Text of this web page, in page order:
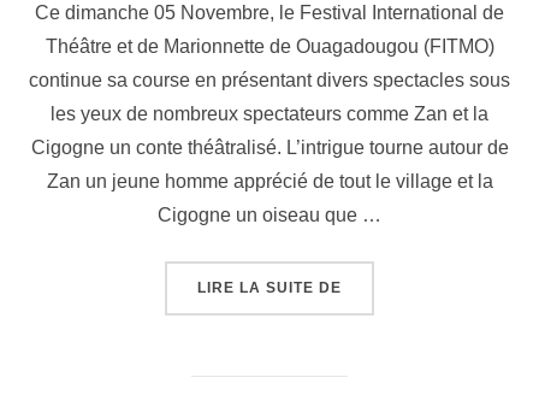
Ce dimanche 05 Novembre, le Festival International de
Théâtre et de Marionnette de Ouagadougou (FITMO)
continue sa course en présentant divers spectacles sous
les yeux de nombreux spectateurs comme Zan et la
Cigogne un conte théâtralisé. L’intrigue tourne autour de
Zan un jeune homme apprécié de tout le village et la
Cigogne un oiseau que …
LIRE LA SUITE DE